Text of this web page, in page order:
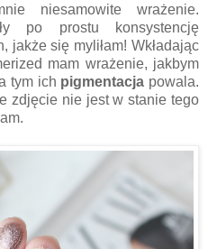
niesamowite wrażenie.
po prostu konsystencję
jakże się myliłam! Wkładając
mam wrażenie, jakbym
tym ich pigmentacja powala.
zdjęcie nie jest w stanie tego